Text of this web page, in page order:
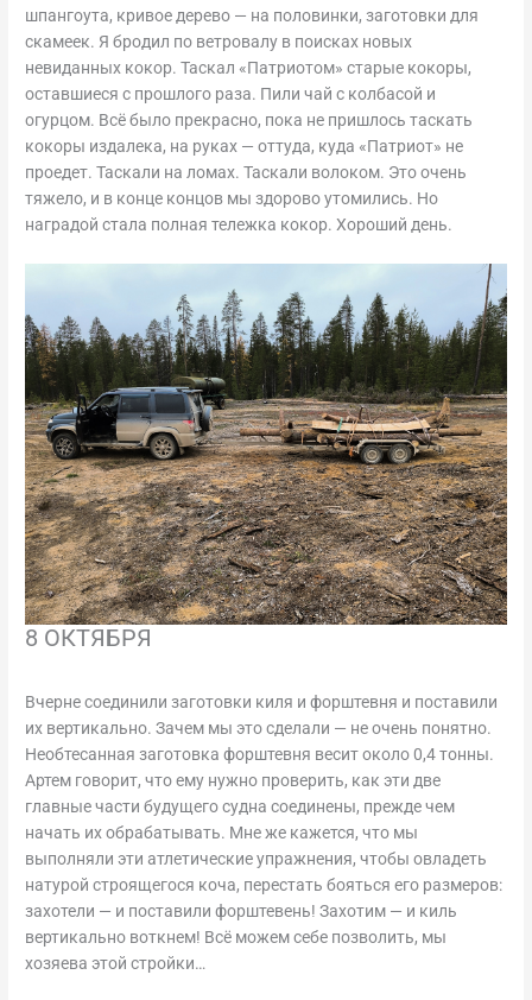
шпангоута, кривое дерево — на половинки, заготовки для
скамеек. Я бродил по ветровалу в поисках новых
невиданных кокор. Таскал «Патриотом» старые кокоры,
оставшиеся с прошлого раза. Пили чай с колбасой и
огурцом. Всё было прекрасно, пока не пришлось таскать
кокоры издалека, на руках — оттуда, куда «Патриот» не
проедет. Таскали на ломах. Таскали волоком. Это очень
тяжело, и в конце концов мы здорово утомились. Но
наградой стала полная тележка кокор. Хороший день.
8 ОКТЯБРЯ
Вчерне соединили заготовки киля и форштевня и поставили
их вертикально. Зачем мы это сделали — не очень понятно.
Необтесанная заготовка форштевня весит около 0,4 тонны.
Артем говорит, что ему нужно проверить, как эти две
главные части будущего судна соединены, прежде чем
начать их обрабатывать. Мне же кажется, что мы
выполняли эти атлетические упражнения, чтобы овладеть
натурой строящегося коча, перестать бояться его размеров:
захотели — и поставили форштевень! Захотим — и киль
вертикально воткнем! Всё можем себе позволить, мы
хозяева этой стройки…